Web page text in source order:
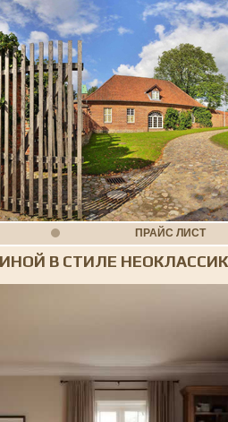
ПРАЙС ЛИСТ
В СТИЛЕ